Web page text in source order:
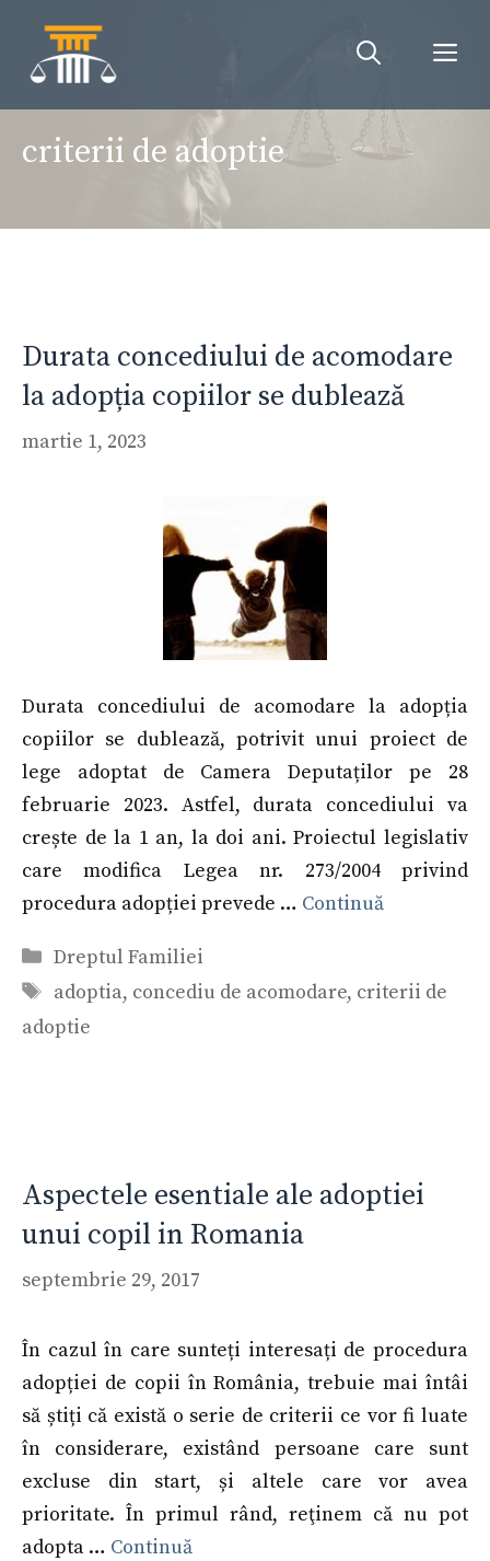
conținut
criterii de adoptie
Durata concediului de acomodare
la adopția copiilor se dublează
martie 1, 2023
Durata concediului de acomodare la adopția
copiilor se dublează, potrivit unui proiect de
lege adoptat de Camera Deputaților pe 28
februarie 2023. Astfel, durata concediului va
crește de la 1 an, la doi ani. Proiectul legislativ
care modifica Legea nr. 273/2004 privind
procedura adopției prevede … Continuă
Categorii
Dreptul Familiei
Etichete
adoptia, concediu de acomodare, criterii de
adoptie
Aspectele esentiale ale adoptiei
unui copil in Romania
septembrie 29, 2017
În cazul în care sunteți interesați de procedura
adopției de copii în România, trebuie mai întâi
să știți că există o serie de criterii ce vor fi luate
în considerare, existând persoane care sunt
excluse din start, și altele care vor avea
prioritate. În primul rând, reţinem că nu pot
adopta … Continuă